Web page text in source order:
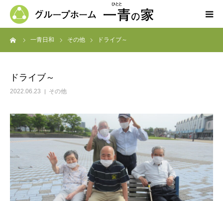
一青日和 その他 ドライブ～
ドライブ～
2022.06.23 その他
ホーム
ブログ
よくある質問
お問い合わせ